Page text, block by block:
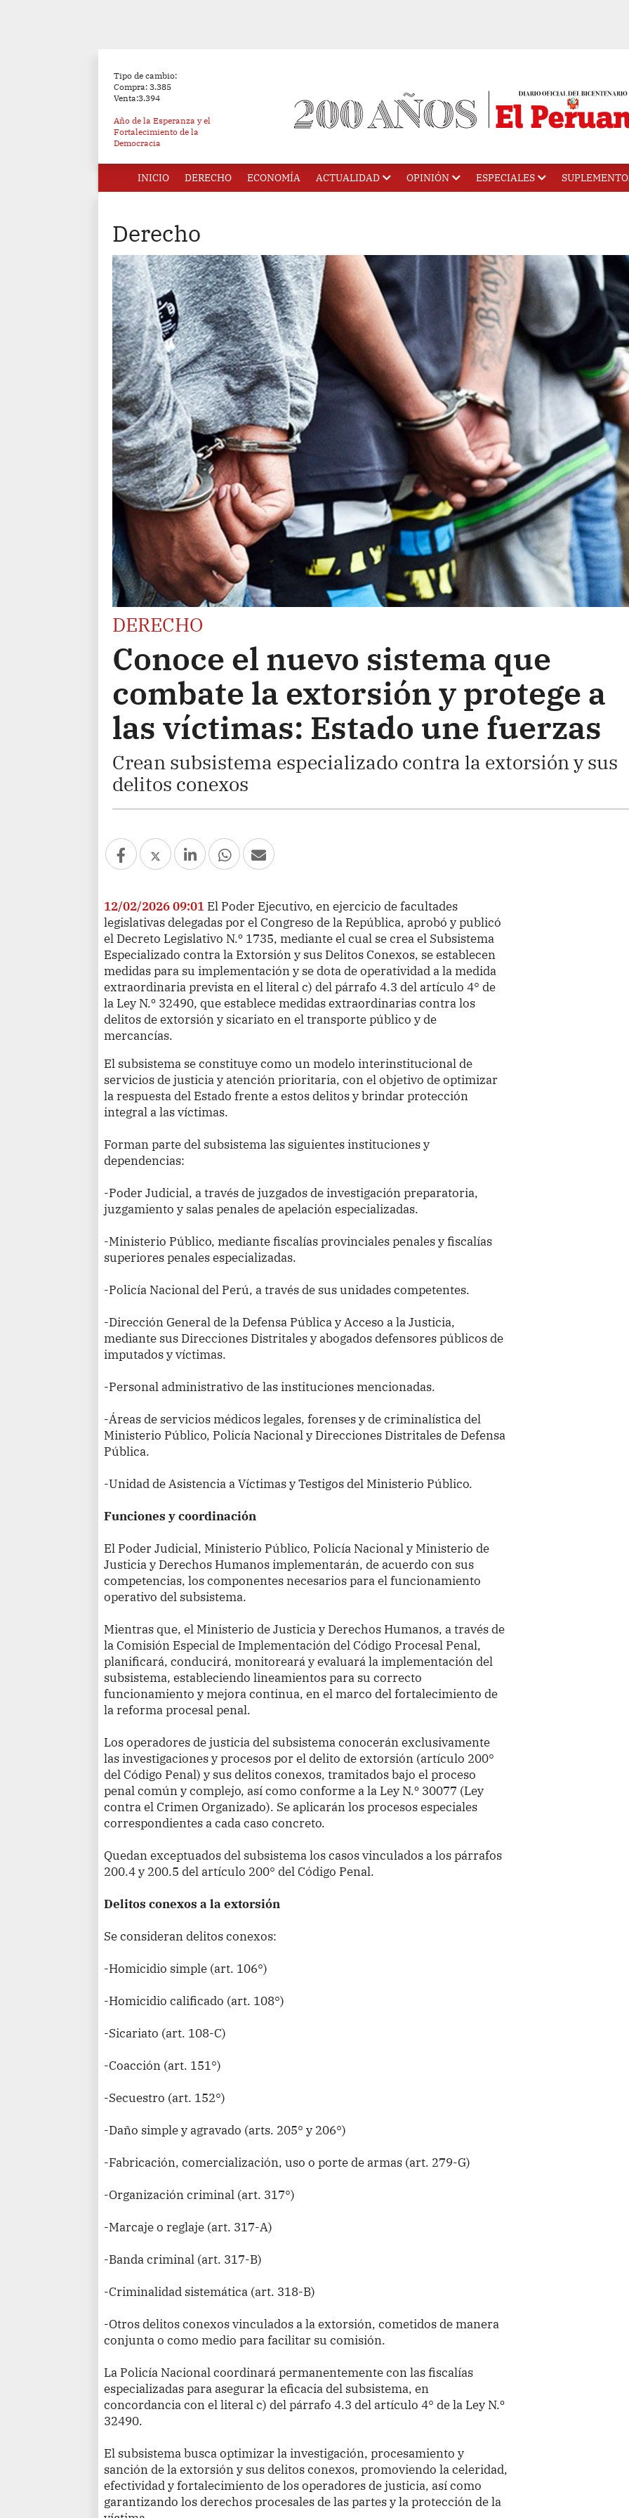
Tipo de cambio:
Compra: 3.385
Venta:3.394
Año de la Esperanza y el
Fortalecimiento de la
Democracia
INICIO DERECHO ECONOMÍA ACTUALIDAD OPINIÓN ESPECIALES
Derecho
DERECHO
Conoce el nuevo sistema que
combate la extorsión y protege a
las víctimas: Estado une fuerzas
Crean subsistema especializado contra la extorsión y sus
delitos conexos
12/02/2026 09:01 El Poder Ejecutivo, en ejercicio de facultades
legislativas delegadas por el Congreso de la República, aprobó y publicó
el Decreto Legislativo N.º 1735, mediante el cual se crea el Subsistema
Especializado contra la Extorsión y sus Delitos Conexos, se establecen
medidas para su implementación y se dota de operatividad a la medida
extraordinaria prevista en el literal c) del párrafo 4.3 del artículo 4° de
la Ley N.º 32490, que establece medidas extraordinarias contra los
delitos de extorsión y sicariato en el transporte público y de
mercancías.
El subsistema se constituye como un modelo interinstitucional de
servicios de justicia y atención prioritaria, con el objetivo de optimizar
la respuesta del Estado frente a estos delitos y brindar protección
integral a las víctimas.
Forman parte del subsistema las siguientes instituciones y
dependencias:
-Poder Judicial, a través de juzgados de investigación preparatoria,
juzgamiento y salas penales de apelación especializadas.
-Ministerio Público, mediante fiscalías provinciales penales y fiscalías
superiores penales especializadas.
-Policía Nacional del Perú, a través de sus unidades competentes.
-Dirección General de la Defensa Pública y Acceso a la Justicia,
mediante sus Direcciones Distritales y abogados defensores públicos de
imputados y víctimas.
-Personal administrativo de las instituciones mencionadas.
-Áreas de servicios médicos legales, forenses y de criminalística del
Ministerio Público, Policía Nacional y Direcciones Distritales de Defensa
Pública.
-Unidad de Asistencia a Víctimas y Testigos del Ministerio Público.
Funciones y coordinación
El Poder Judicial, Ministerio Público, Policía Nacional y Ministerio de
Justicia y Derechos Humanos implementarán, de acuerdo con sus
competencias, los componentes necesarios para el funcionamiento
operativo del subsistema.
Mientras que, el Ministerio de Justicia y Derechos Humanos, a través de
la Comisión Especial de Implementación del Código Procesal Penal,
planificará, conducirá, monitoreará y evaluará la implementación del
subsistema, estableciendo lineamientos para su correcto
funcionamiento y mejora continua, en el marco del fortalecimiento de
la reforma procesal penal.
Los operadores de justicia del subsistema conocerán exclusivamente
las investigaciones y procesos por el delito de extorsión (artículo 200°
del Código Penal) y sus delitos conexos, tramitados bajo el proceso
penal común y complejo, así como conforme a la Ley N.º 30077 (Ley
contra el Crimen Organizado). Se aplicarán los procesos especiales
correspondientes a cada caso concreto.
Quedan exceptuados del subsistema los casos vinculados a los párrafos
200.4 y 200.5 del artículo 200° del Código Penal.
Delitos conexos a la extorsión
Se consideran delitos conexos:
-Homicidio simple (art. 106°)
-Homicidio calificado (art. 108°)
-Sicariato (art. 108-C)
-Coacción (art. 151°)
-Secuestro (art. 152°)
-Daño simple y agravado (arts. 205° y 206°)
-Fabricación, comercialización, uso o porte de armas (art. 279-G)
-Organización criminal (art. 317°)
-Marcaje o reglaje (art. 317-A)
-Banda criminal (art. 317-B)
-Criminalidad sistemática (art. 318-B)
-Otros delitos conexos vinculados a la extorsión, cometidos de manera
conjunta o como medio para facilitar su comisión.
La Policía Nacional coordinará permanentemente con las fiscalías
especializadas para asegurar la eficacia del subsistema, en
concordancia con el literal c) del párrafo 4.3 del artículo 4° de la Ley N.º
32490.
El subsistema busca optimizar la investigación, procesamiento y
sanción de la extorsión y sus delitos conexos, promoviendo la celeridad,
efectividad y fortalecimiento de los operadores de justicia, así como
garantizando los derechos procesales de las partes y la protección de la